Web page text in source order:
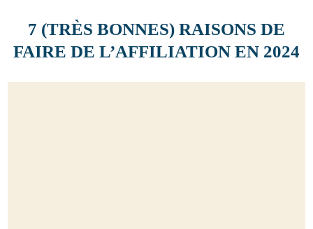
7 (TRÈS BONNES) RAISONS DE
FAIRE DE L’AFFILIATION EN 2024